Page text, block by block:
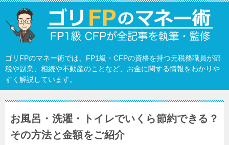
ゴリFPのマネー術では、FP1級・CFPの資格を持つ元税務職員が節
税や副業、相続や不動産のことなど、お金に関する情報をわかりや
すく解説しています。
お風呂・洗濯・トイレでいくら節約できる？
その方法と金額をご紹介